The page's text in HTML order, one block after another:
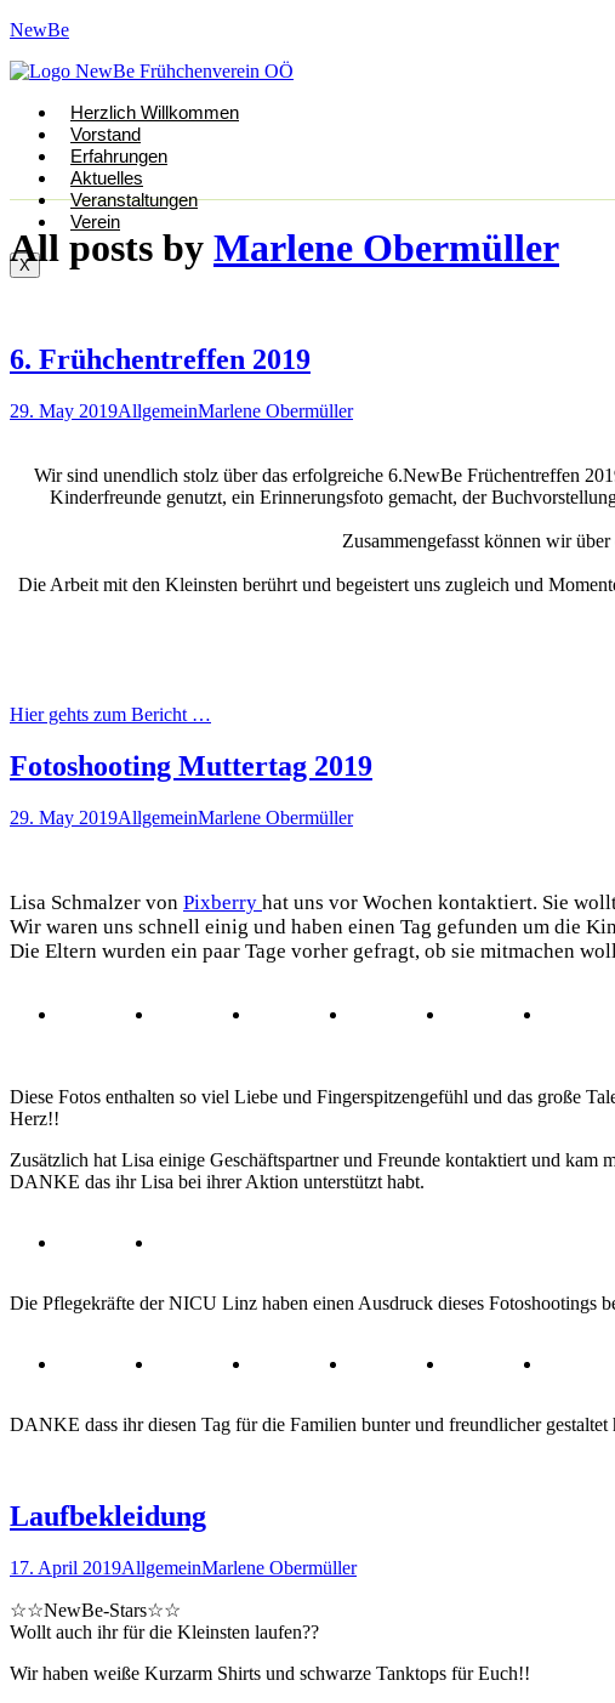
NewBe
Herzlich Willkommen
Vorstand
Erfahrungen
Aktuelles
Veranstaltungen
Verein
X
All posts by Marlene Obermüller
6. Frühchentreffen 2019
29. May 2019AllgemeinMarlene Obermüller
Wir sind unendlich stolz über das erfolgreiche 6.NewBe Früchentreffen
Kinderfreunde genutzt, ein Erinnerungsfoto gemacht, der
Zusammengefasst können wir
Die Arbeit mit den Kleinsten berührt und begeistert uns zugleich und
Hier gehts zum Bericht …
Fotoshooting Muttertag 2019
29. May 2019AllgemeinMarlene Obermüller
Lisa Schmalzer von Pixberry hat uns vor Wochen kontaktiert. Sie
Wir waren uns schnell einig und haben einen Tag gefunden um die
Die Eltern wurden ein paar Tage vorher gefragt, ob sie mitmachen
Diese Fotos enthalten so viel Liebe und Fingerspitzengefühl und das große
Herz!!
Zusätzlich hat Lisa einige Geschäftspartner und Freunde kontaktiert und
DANKE das ihr Lisa bei ihrer Aktion unterstützt habt.
Die Pflegekräfte der NICU Linz haben einen Ausdruck dieses Fotoshootings
DANKE dass ihr diesen Tag für die Familien bunter und freundlicher gestaltet
Laufbekleidung
17. April 2019AllgemeinMarlene Obermüller
☆☆NewBe-Stars☆☆
Wollt auch ihr für die Kleinsten laufen??
Wir haben weiße Kurzarm Shirts und schwarze Tanktops für Euch!!